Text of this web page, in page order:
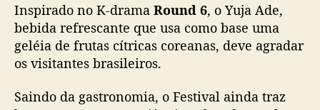
Inspirado no K-drama Round 6, o Yuja Ade,
bebida refrescante que usa como base uma
geléia de frutas cítricas coreanas, deve agradar
os visitantes brasileiros.
Saindo da gastronomia, o Festival ainda traz